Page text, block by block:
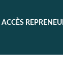
ACCÈS